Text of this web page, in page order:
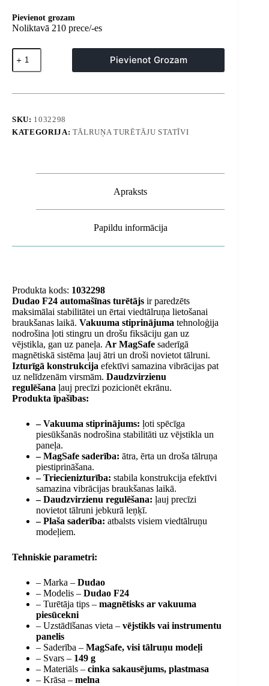
Pievienot grozam
Noliktavā 210 prece/-es
MagSafe
automašīnas
viedtālruņa
ar
un
instrumentu
daudzums
Pievienot Grozam
SKU: 1032298
KATEGORIJA: TĀLRUŅA TURĒTĀJU STATĪVI
Apraksts
Papildu informācija
Produkta kods: 1032298
Dudao F24 automašīnas turētājs ir paredzēts
maksimālai stabilitātei un ērtai viedtālruņa lietošanai
braukšanas laikā. Vakuuma stiprinājuma tehnoloģija
nodrošina ļoti stingru un drošu fiksāciju gan uz
vējstikla, gan uz paneļa. Ar MagSafe saderīgā
magnētiskā sistēma ļauj ātri un droši novietot tālruni.
Izturīgā konstrukcija efektīvi samazina vibrācijas pat
uz nelīdzenām virsmām. Daudzvirzienu
regulēšana ļauj precīzi pozicionēt ekrānu.
Produkta īpašības:
– Vakuuma stiprinājums: ļoti spēcīga
piesūkšanās nodrošina stabilitāti uz vējstikla un
paneļa.
– MagSafe saderība: ātra, ērta un droša tālruņa
piestiprināšana.
– Triecienizturība: stabila konstrukcija efektīvi
samazina vibrācijas braukšanas laikā.
– Daudzvirzienu regulēšana: ļauj precīzi
novietot tālruni jebkurā leņķī.
– Plaša saderība: atbalsts visiem viedtālruņu
modeļiem.
Tehniskie parametri:
– Marka – Dudao
– Modelis – Dudao F24
– Turētāja tips – magnētisks ar vakuuma
piesūcekni
– Uzstādīšanas vieta – vējstikls vai instrumentu
panelis
– Saderība – MagSafe, visi tālruņu modeļi
– Svars – 149 g
– Materiāls – cinka sakausējums, plastmasa
– Krāsa – melna